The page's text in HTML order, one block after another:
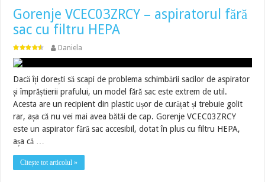
Gorenje VCEC03ZRCY – aspiratorul fără
sac cu filtru HEPA
Daniela
Dacă îți dorești să scapi de problema schimbării sacilor de aspirator
și împrăștierii prafului, un model fără sac este extrem de util.
Acesta are un recipient din plastic ușor de curățat și trebuie golit
rar, așa că nu vei mai avea bătăi de cap. Gorenje VCEC03ZRCY
este un aspirator fără sac accesibil, dotat în plus cu filtru HEPA,
așa că …
Citește tot articolul »